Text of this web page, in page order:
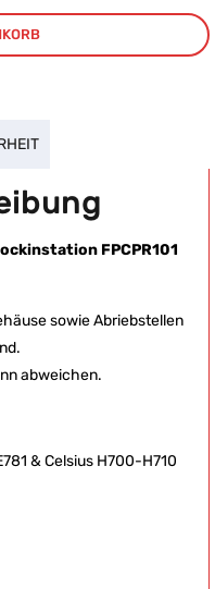
FPCPR101
sowie Abriebstellen
abweichen.
& Celsius H700-H710